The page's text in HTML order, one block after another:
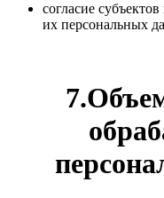
согласие
их персональных